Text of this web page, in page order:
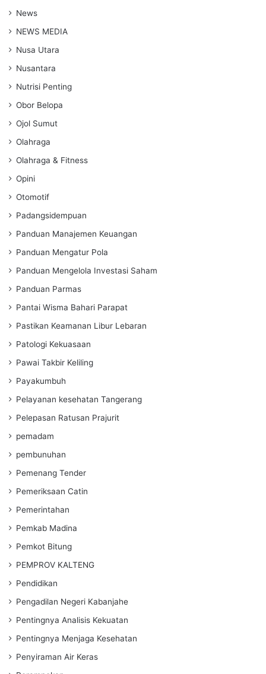
News
NEWS MEDIA
Nusa Utara
Nusantara
Nutrisi Penting
Obor Belopa
Ojol Sumut
Olahraga
Olahraga & Fitness
Opini
Otomotif
Padangsidempuan
Panduan Manajemen Keuangan
Panduan Mengatur Pola
Panduan Mengelola Investasi Saham
Panduan Parmas
Pantai Wisma Bahari Parapat
Pastikan Keamanan Libur Lebaran
Patologi Kekuasaan
Pawai Takbir Keliling
Payakumbuh
Pelayanan kesehatan Tangerang
Pelepasan Ratusan Prajurit
pemadam
pembunuhan
Pemenang Tender
Pemeriksaan Catin
Pemerintahan
Pemkab Madina
Pemkot Bitung
PEMPROV KALTENG
Pendidikan
Pengadilan Negeri Kabanjahe
Pentingnya Analisis Kekuatan
Pentingnya Menjaga Kesehatan
Penyiraman Air Keras